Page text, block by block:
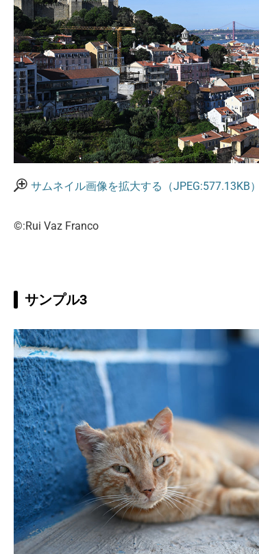
サムネイル画像を拡大する（JPEG:577.13KB）
©:Rui Vaz Franco
サンプル3